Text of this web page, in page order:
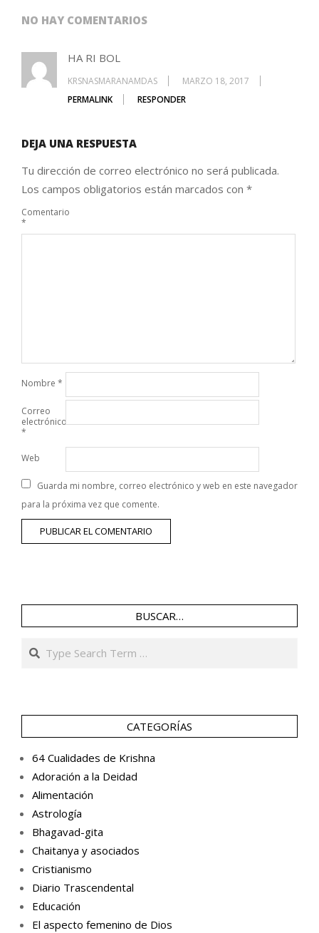
NO HAY COMENTARIOS
HA RI BOL
KRSNASMARANAMDAS
MARZO 18, 2017
PERMALINK
RESPONDER
DEJA UNA RESPUESTA
Tu dirección de correo electrónico no será publicada.
Los campos obligatorios están marcados con *
Comentario
*
Nombre *
Correo
electrónico
*
Web
Guarda mi nombre, correo electrónico y web en este navegador
para la próxima vez que comente.
BUSCAR…
Search
CATEGORÍAS
64 Cualidades de Krishna
Adoración a la Deidad
Alimentación
Astrología
Bhagavad-gita
Chaitanya y asociados
Cristianismo
Diario Trascendental
Educación
El aspecto femenino de Dios